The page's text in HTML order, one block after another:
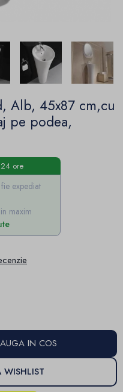
Alb, 45x87 cm,cu
pe podea,
ore
expediat
maxim
IN COS